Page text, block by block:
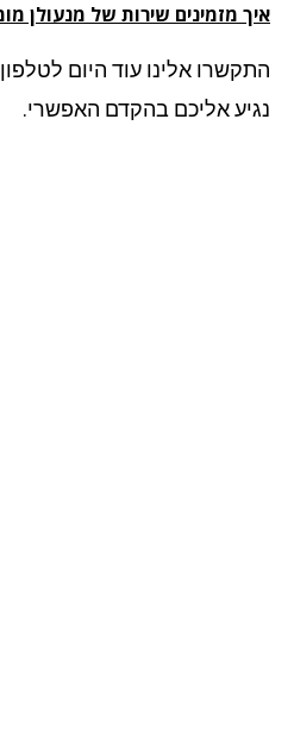
מזמינים שירות של מנעולן מומלץ
אלינו עוד היום לטלפון
אליכם בהקדם האפשרי.